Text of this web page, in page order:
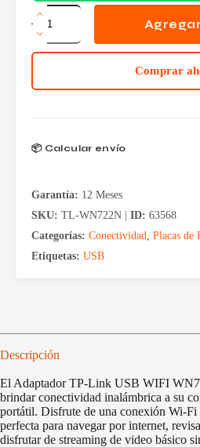
Adaptador
TP-
Link
USB
cantidad
Comprar
📦 Calcular envío
Garantía: 12 Meses
SKU: TL-WN722N | ID: 63568
Categorías: Conectividad Placas de
Etiquetas: USB
Descripción
El Adaptador TP-Link USB WIFI
brindar conectividad inalámbrica a su
portátil. Disfrute de una conexión Wi-Fi
perfecta para navegar por internet,
disfrutar de streaming de video básico